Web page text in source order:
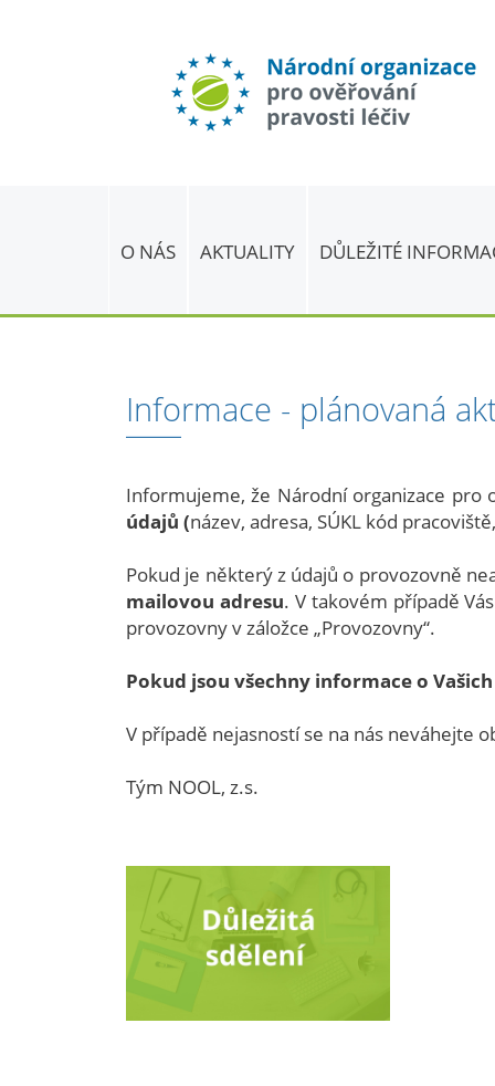
O NÁS AKTUALITY DŮLEŽITÉ
Informace - plánovaná
Informujeme, že Národní organizace pro
údajů (název, adresa, SÚKL kód
Pokud je některý z údajů o provozovně
mailovou adresu. V takovém případě
provozovny v záložce „Provozovny“.
Pokud jsou všechny informace o
V případě nejasností se na nás neváhejte
Tým NOOL, z.s.